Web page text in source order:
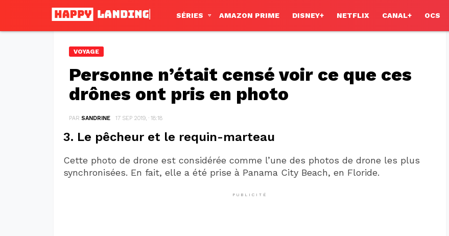
SÉRIES AMAZON PRIME DISNEY+ NETFLIX CANAL+ OCS
VOYAGE
Personne n’était censé voir ce que ces
drônes ont pris en photo
PAR SANDRINE 17 SEP 2019, · 18:18
3. Le pêcheur et le requin-marteau
Cette photo de drone est considérée comme l’une des photos de drone les plus
synchronisées. En fait, elle a été prise à Panama City Beach, en Floride.
PUBLICITÉ